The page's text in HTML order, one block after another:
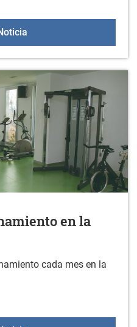
Próxima visita
en la
cada mes en la